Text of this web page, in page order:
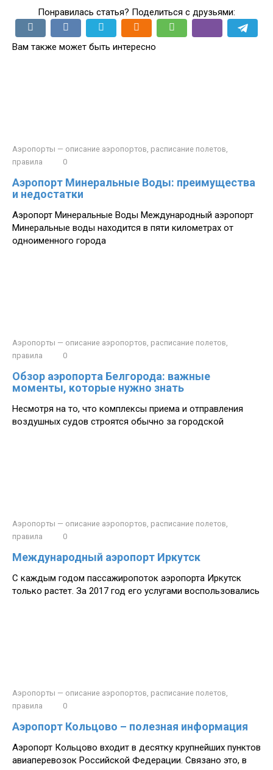
Понравилась статья? Поделиться с друзьями:
Вам также может быть интересно
Аэропорты — описание аэропортов, расписание полетов,
правила
0
Аэропорт Минеральные Воды: преимущества
и недостатки
Аэропорт Минеральные Воды Международный аэропорт
Минеральные воды находится в пяти километрах от
одноименного города
Аэропорты — описание аэропортов, расписание полетов,
правила
0
Обзор аэропорта Белгорода: важные
моменты, которые нужно знать
Несмотря на то, что комплексы приема и отправления
воздушных судов строятся обычно за городской
Аэропорты — описание аэропортов, расписание полетов,
правила
0
Международный аэропорт Иркутск
С каждым годом пассажиропоток аэропорта Иркутск
только растет. За 2017 год его услугами воспользовались
Аэропорты — описание аэропортов, расписание полетов,
правила
0
Аэропорт Кольцово – полезная информация
Аэропорт Кольцово входит в десятку крупнейших пунктов
авиаперевозок Российской Федерации. Связано это, в